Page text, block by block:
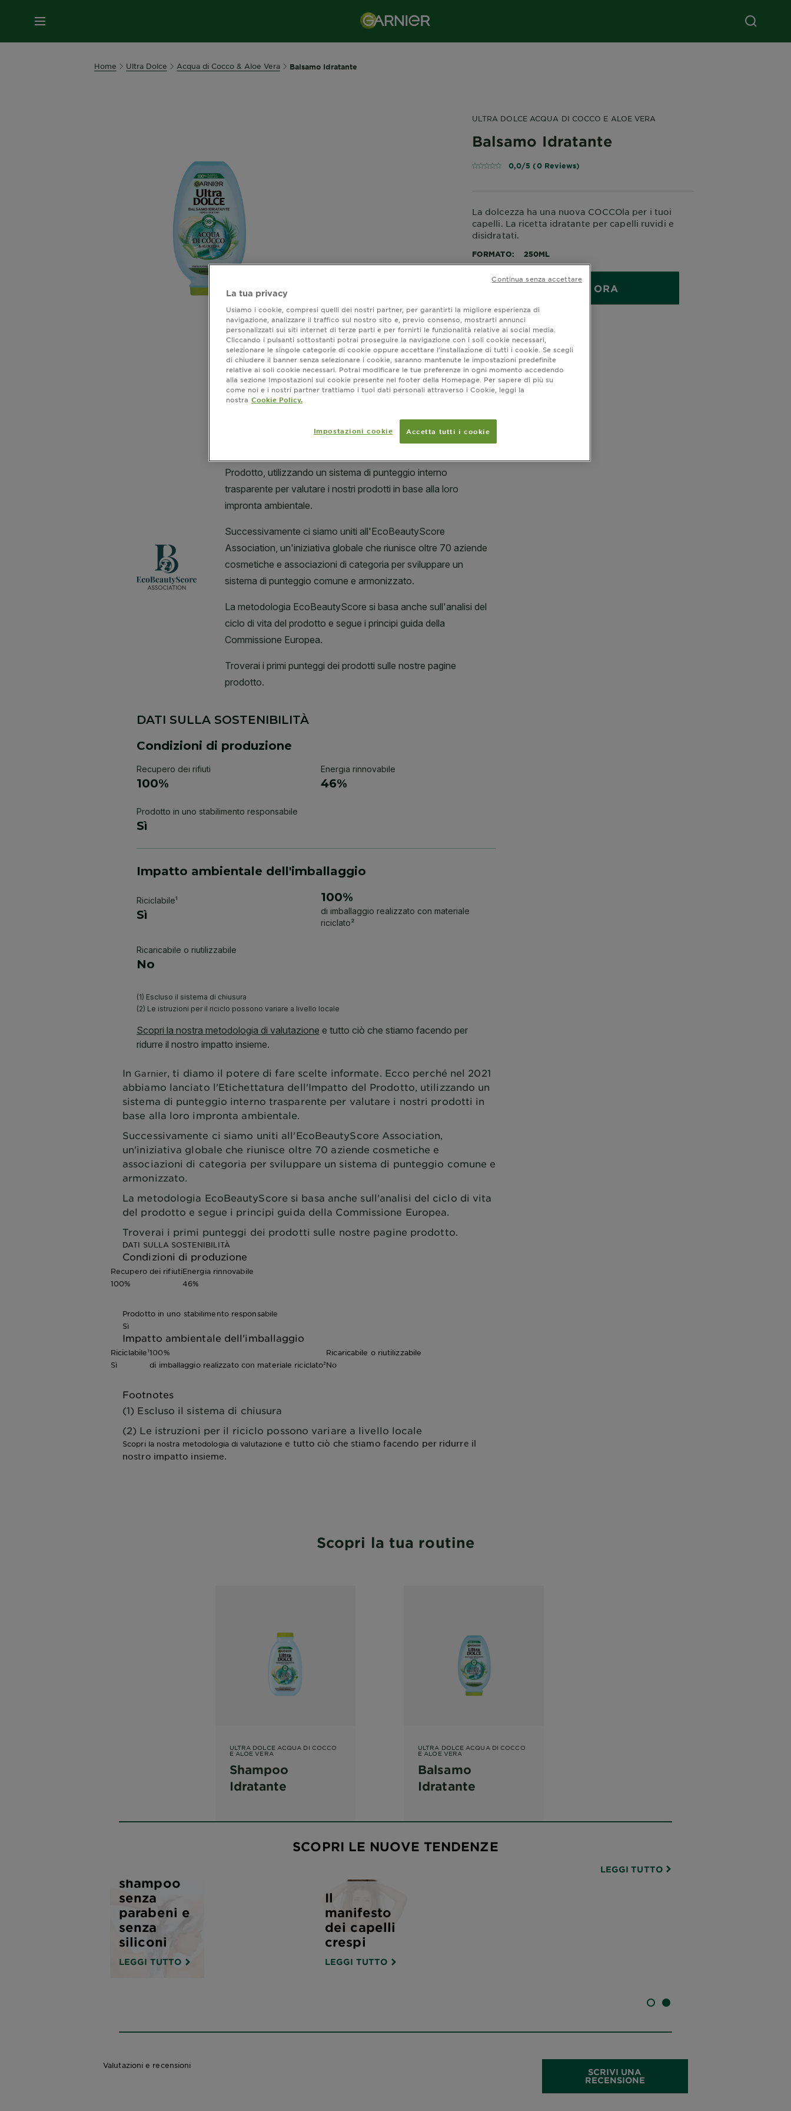
MENU
Home Ultra Dolce Acqua di Cocco & Aloe Vera Balsamo Idratante
ULTRA DOLCE ACQUA DI COCCO E ALOE VERA
Balsamo Idratante
0,0/5 (0 Reviews)
La dolcezza ha una nuova COCCOla per i tuoi
capelli. La ricetta idratante per capelli ruvidi e
disidratati.
FORMATO 250ML
ACQUISTA ORA
Dove acquistare
In Garnier, ti diamo il potere di fare scelte informate. Ecco perché nel 2021
abbiamo lanciato l'Etichettatura dell'Impatto del Prodotto, utilizzando un
sistema di punteggio interno trasparente per valutare i nostri prodotti in
base alla loro impronta ambientale.
Successivamente ci siamo uniti all'EcoBeautyScore Association,
un'iniziativa globale che riunisce oltre 70 aziende cosmetiche e
associazioni di categoria per sviluppare un sistema di punteggio comune e
armonizzato.
La metodologia EcoBeautyScore si basa anche sull'analisi del ciclo di vita
del prodotto e segue i principi guida della Commissione Europea.
Troverai i primi punteggi dei prodotti sulle nostre pagine prodotto.
DATI SULLA SOSTENIBILITÀ
Condizioni di produzione
Recupero dei rifiuti
100%
Energia rinnovabile
46%
Prodotto in uno stabilimento responsabile
Sì
Impatto ambientale dell'imballaggio
Riciclabile¹
Sì
100%
di imballaggio realizzato con materiale riciclato²
Ricaricabile o riutilizzabile
No
Footnotes
(1) Escluso il sistema di chiusura
(2) Le istruzioni per il riciclo possono variare a livello locale
Scopri la nostra metodologia di valutazione e tutto ciò che stiamo facendo per ridurre il
nostro impatto insieme.
Scopri la tua routine
ULTRA DOLCE ACQUA DI COCCO
E ALOE VERA
Shampoo
Idratante
ULTRA DOLCE ACQUA DI COCCO
E ALOE VERA
Balsamo
Idratante
SCOPRI LE NUOVE TENDENZE
LEGGI TUTTO
shampoo
senza
parabeni e
senza
siliconi
LEGGI TUTTO
Il
manifesto
dei capelli
crespi
LEGGI TUTTO
SLIDE 1SLIDE 2
Valutazioni e recensioni
SCRIVI UNA
RECENSIONE
La tua privacy
Usiamo i cookie, compresi quelli dei nostri partner, per garantirti la migliore esperienza di
navigazione, analizzare il traffico sul nostro sito e, previo consenso, mostrarti annunci
personalizzati sui siti internet di terze parti e per fornirti le funzionalità relative ai social media.
Cliccando i pulsanti sottostanti potrai proseguire la navigazione con i soli cookie necessari,
selezionare le singole categorie di cookie oppure accettare l’installazione di tutti i cookie. Se scegli
di chiudere il banner senza selezionare i cookie, saranno mantenute le impostazioni predefinite
relative ai soli cookie necessari. Potrai modificare le tue preferenze in ogni momento accedendo
alla sezione Impostazioni sui cookie presente nel footer della Homepage. Per sapere di più su
come noi e i nostri partner trattiamo i tuoi dati personali attraverso i Cookie, leggi la
nostra Cookie Policy.
Impostazioni cookie Accetta tutti i cookie
Continua senza accettare